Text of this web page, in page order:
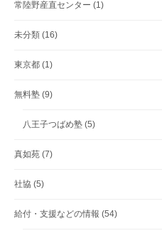
常陸野産直センター (1)
未分類 (16)
東京都 (1)
無料塾 (9)
八王子つばめ塾 (5)
真如苑 (7)
社協 (5)
給付・支援などの情報 (54)